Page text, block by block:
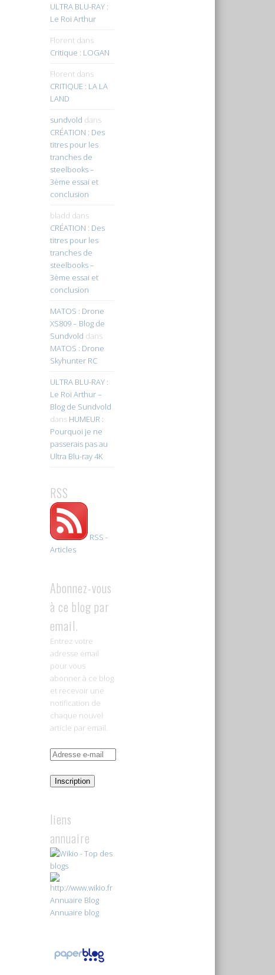
ULTRA BLU-RAY :
Le Roi Arthur
Florentdans
Critique : LOGAN
Florentdans
CRITIQUE : LA LA
LAND
sundvold dans
CRÉATION : Des
titres pour les
tranches de
steelbooks –
3ème essai et
conclusion
bladd dans
CRÉATION : Des
titres pour les
tranches de
steelbooks –
3ème essai et
conclusion
MATOS : Drone
XS809 – Blog de
Sundvold dans
MATOS : Drone
Skyhunter RC
ULTRA BLU-RAY :
Le Roi Arthur –
Blog de Sundvold
dans HUMEUR :
Pourquoi je ne
passerais pas au
Ultra Blu-ray 4K
RSS
RSS -
Articles
Abonnez-vous
à ce blog par
email.
Entrez votre
adresse email
pour vous
abonner à ce blog
et recevoir une
notification de
chaque nouvel
article par email.
Adresse
mailInscription
liens
annuaire
Annuaire Blog
Annuaire blog